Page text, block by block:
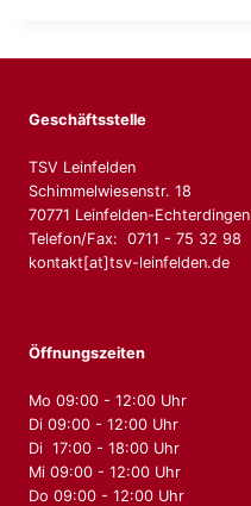
Geschäftsstelle
TSV Leinfelden
Schimmelwiesenstr. 18
70771 Leinfelden-Echterdingen
Telefon/Fax: 0711 - 75 32 98
kontakt[at]tsv-leinfelden.de
Öffnungszeiten
Mo 09:00 - 12:00 Uhr
Di 09:00 - 12:00 Uhr
Di 17:00 - 18:00 Uhr
Mi 09:00 - 12:00 Uhr
Do 09:00 - 12:00 Uhr